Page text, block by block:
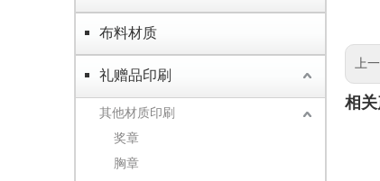
布料材质
礼赠品印刷
其他材质印刷
奖章
胸章
上
相